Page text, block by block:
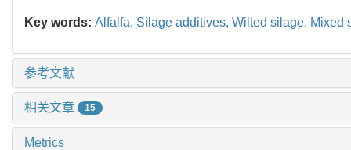
Key words: Alfalfa, Silage additives, Wilted silage, Mixed
参考文献
相关文章 15
Metrics